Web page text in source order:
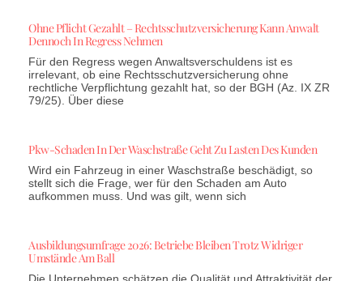
Ohne Pflicht Gezahlt – Rechtsschutzversicherung Kann Anwalt
Dennoch In Regress Nehmen
Für den Regress wegen Anwaltsverschuldens ist es
irrelevant, ob eine Rechtsschutzversicherung ohne
rechtliche Verpflichtung gezahlt hat, so der BGH (Az. IX ZR
79/25). Über diese
Pkw-Schaden In Der Waschstraße Geht Zu Lasten Des Kunden
Wird ein Fahrzeug in einer Waschstraße beschädigt, so
stellt sich die Frage, wer für den Schaden am Auto
aufkommen muss. Und was gilt, wenn sich
Ausbildungsumfrage 2026: Betriebe Bleiben Trotz Widriger
Umstände Am Ball